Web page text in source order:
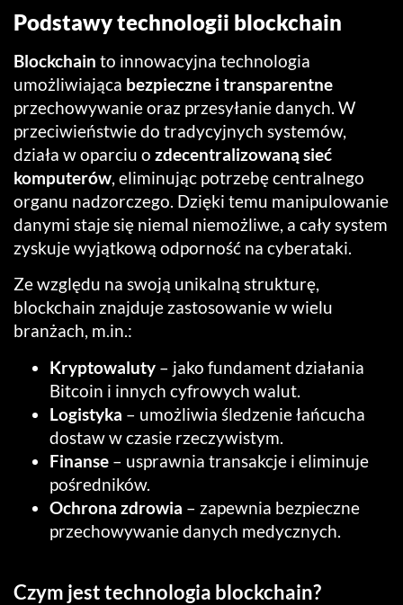
Podstawy technologii blockchain
Blockchain to innowacyjna technologia
umożliwiająca bezpieczne i transparentne
przechowywanie oraz przesyłanie danych. W
przeciwieństwie do tradycyjnych systemów,
działa w oparciu o zdecentralizowaną sieć
komputerów, eliminując potrzebę centralnego
organu nadzorczego. Dzięki temu manipulowanie
danymi staje się niemal niemożliwe, a cały system
zyskuje wyjątkową odporność na cyberataki.
Ze względu na swoją unikalną strukturę,
blockchain znajduje zastosowanie w wielu
branżach, m.in.:
Kryptowaluty – jako fundament działania
Bitcoin i innych cyfrowych walut.
Logistyka – umożliwia śledzenie łańcucha
dostaw w czasie rzeczywistym.
Finanse – usprawnia transakcje i eliminuje
pośredników.
Ochrona zdrowia – zapewnia bezpieczne
przechowywanie danych medycznych.
Czym jest technologia blockchain?